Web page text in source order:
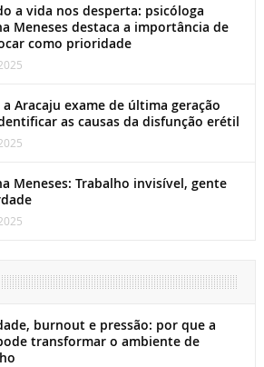
a vida nos desperta: psicóloga
Meneses destaca a importância de
como prioridade
a Aracaju exame de última geração
as causas da disfunção erétil
Meneses: Trabalho invisível, gente
burnout e pressão: por que a
transformar o ambiente de